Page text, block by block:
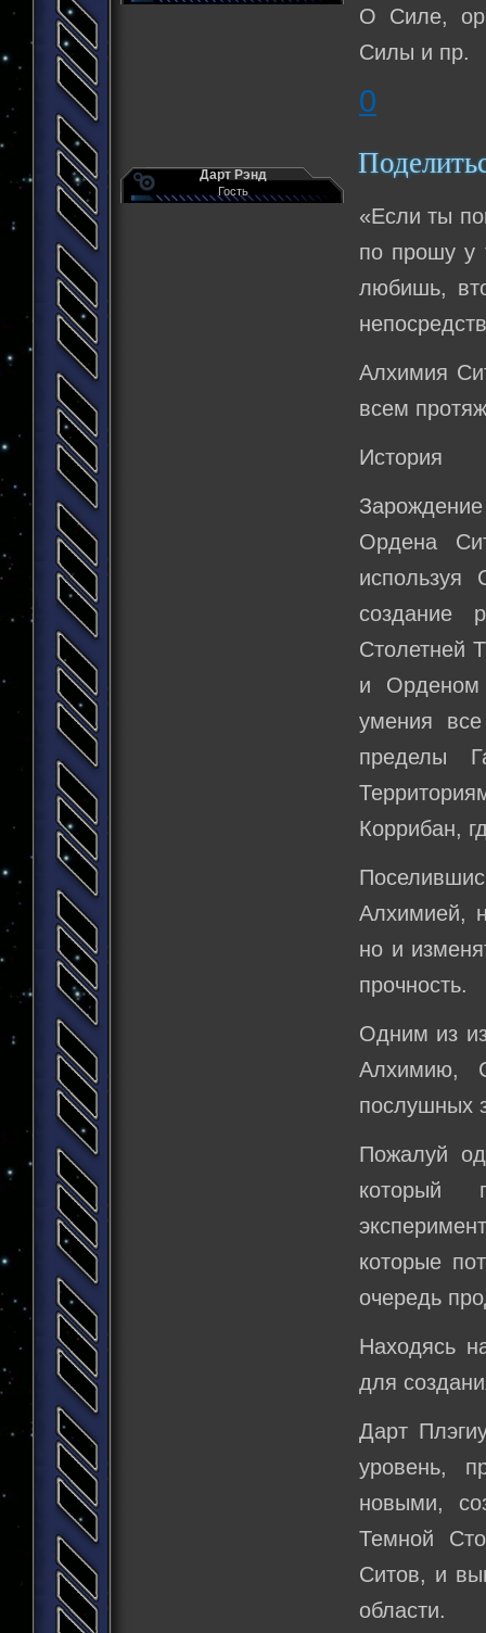
О Силе,
Силы и пр.
0
Дарт Рэнд
Гость
«Если ты
по прошу у
любишь,
Алхимия
всем
История
Ордена
используя
создание
Столетней
и Орденом
умения
пределы
Коррибан,
Алхимией,
но и
прочность.
Одним из
Алхимию,
послушных
Пожалуй
который
которые
очередь
Находясь
для
Дарт
уровень,
новыми,
Темной
Ситов, и
области.